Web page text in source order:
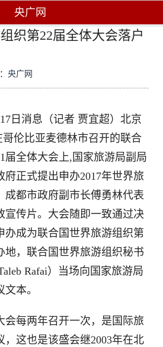
央广网
织第22届全体大会落户
央广网
日消息（记者 贾宜超） 北京
哥伦比亚麦德林市召开的联合
届全体大会上,国家旅游局副局
府正式提出申办2017年世界旅
成都市政府副市长傅勇林代表
宣传片。大会随即一致通过决
办成为联合国世界旅游组织第
地，联合国世界旅游组织秘书
Rafai） 当场向国家旅游局
本。
会每两年召开一次，是国际旅
，这也是该盛会继2003年在北